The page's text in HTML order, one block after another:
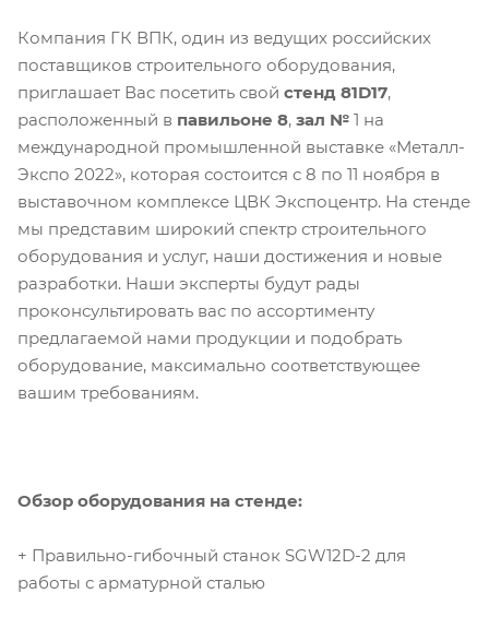
Компания ГК ВПК, один из ведущих российских
поставщиков строительного оборудования,
приглашает Вас посетить свой стенд 81D17,
расположенный в павильоне 8, зал № 1 на
международной промышленной выставке «Металл-
Экспо 2022», которая состоится с 8 по 11 ноября в
выставочном комплексе ЦВК Экспоцентр. На стенде
мы представим широкий спектр строительного
оборудования и услуг, наши достижения и новые
разработки. Наши эксперты будут рады
проконсультировать вас по ассортименту
предлагаемой нами продукции и подобрать
оборудование, максимально соответствующее
вашим требованиям.
Обзор оборудования на стенде:
+ Правильно-гибочный станок SGW12D-2 для
работы с арматурной сталью